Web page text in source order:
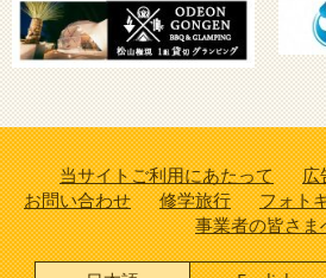
当サイトご利用にあたって 広
お問い合わせ
修学旅行
フォト
事業者の皆さま